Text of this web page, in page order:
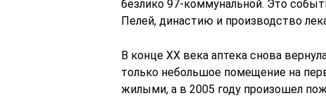
безлико 97-коммунальной. Это
Пелей, династию и производство
В конце XX века аптека снова
только небольшое помещение на
жилыми, а в 2005 году произошел